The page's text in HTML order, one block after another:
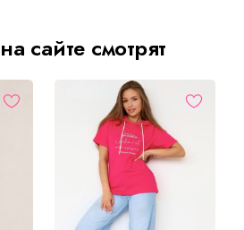
сайте смотрят